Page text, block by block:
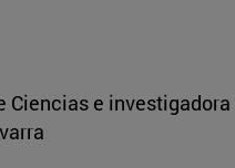
Ciencias e